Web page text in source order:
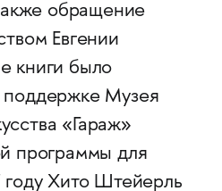
обращение
Евгении
книги было
поддержке Музея
«Гараж»
программы для
году Хито Штейерль